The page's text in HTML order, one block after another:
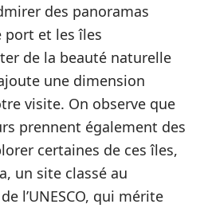
des panoramas
port et les îles
de la beauté naturelle
une dimension
visite. On observe que
prennent également des
certaines de ces îles,
un site classé au
l’UNESCO, qui mérite